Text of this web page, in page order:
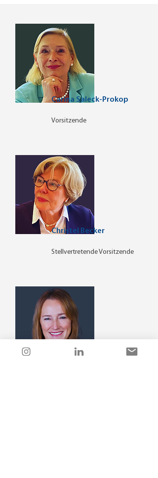
Carina Saleck-Prokop
Vorsitzende
Christel Becker
Stellvertretende Vorsitzende